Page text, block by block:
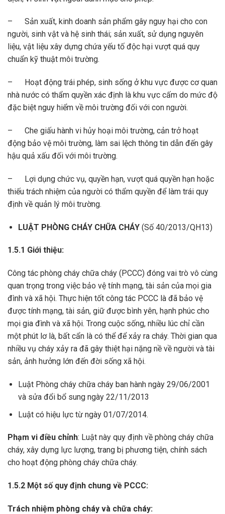
– Sản xuất, kinh doanh sản phẩm gây nguy hại cho con
người, sinh vật và hệ sinh thái; sản xuất, sử dụng nguyên
liệu, vật liệu xây dựng chứa yếu tố độc hại vượt quá quy
chuẩn kỹ thuật môi trường.
– Hoạt động trái phép, sinh sống ở khu vực được cơ quan
nhà nước có thẩm quyền xác định là khu vực cấm do mức độ
đặc biệt nguy hiểm về môi trường đối với con người.
– Che giấu hành vi hủy hoại môi trường, cản trở hoạt
động bảo vệ môi trường, làm sai lệch thông tin dẫn đến gây
hậu quả xấu đối với môi trường.
– Lợi dụng chức vụ, quyền hạn, vượt quá quyền hạn hoặc
thiếu trách nhiệm của người có thẩm quyền để làm trái quy
định về quản lý môi trường.
LUẬT PHÒNG CHÁY CHỮA CHÁY (Số 40/2013/QH13)
1.5.1 Giới thiệu:
Công tác phòng cháy chữa cháy (PCCC) đóng vai trò vô cùng
quan trọng trong việc bảo vệ tính mạng, tài sản của mọi gia
đình và xã hội. Thực hiện tốt công tác PCCC là đã bảo vệ
được tính mạng, tài sản, giữ được bình yên, hạnh phúc cho
mọi gia đình và xã hội. Trong cuộc sống, nhiều lúc chỉ cần
một phút lơ là, bất cẩn là có thể để xảy ra cháy. Thời gian qua
nhiều vụ cháy xảy ra đã gây thiệt hại nặng nề về người và tài
sản, ảnh hưởng lớn đến đời sống xã hội.
Luật Phòng cháy chữa cháy ban hành ngày 29/06/2001
và sửa đổi bổ sung ngày 22/11/2013
Luật có hiệu lực từ ngày 01/07/2014.
Phạm vi điều chỉnh: Luật này quy định về phòng cháy chữa
cháy, xây dựng lực lượng, trang bị phương tiện, chính sách
cho hoạt động phòng cháy chữa cháy.
1.5.2 Một số quy định chung về PCCC:
Trách nhiệm phòng cháy và chữa cháy: